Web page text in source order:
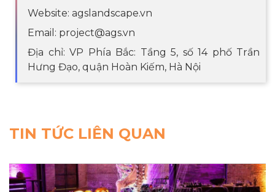
Website: agslandscape.vn
Email: project@ags.vn
Địa chỉ: VP Phía Bắc: Tầng 5, số 14 phố Trần
Hưng Đạo, quận Hoàn Kiếm, Hà Nội
TIN TỨC LIÊN QUAN